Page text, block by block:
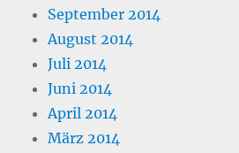
September 2014
August 2014
Juli 2014
Juni 2014
April 2014
März 2014